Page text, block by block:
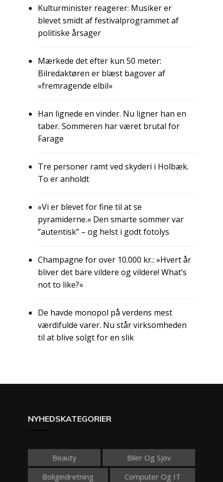
Kulturminister reagerer: Musiker er
blevet smidt af festivalprogrammet af
politiske årsager
Mærkede det efter kun 50 meter:
Bilredaktøren er blæst bagover af
»fremragende elbil«
Han lignede en vinder. Nu ligner han en
taber. Sommeren har været brutal for
Farage
Tre personer ramt ved skyderi i Holbæk.
To er anholdt
»Vi er blevet for fine til at se
pyramiderne.« Den smarte sommer var
”autentisk” – og helst i godt fotolys
Champagne for over 10.000 kr.: »Hvert år
bliver det bare vildere og vildere! What’s
not to like?«
De havde monopol på verdens mest
værdifulde varer. Nu står virksomheden
til at blive solgt for en slik
NYHEDSKATEGORIER
Beauty
Biler Og Sjov
Boligindretning
Computer Og IT